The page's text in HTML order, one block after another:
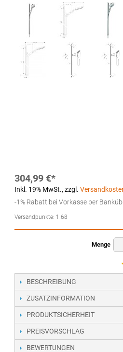
304,99 €
Inkl. 19% MwSt., zzgl.
-1% Rabatt bei Vorkasse per
Versandpunkte: 1.68
Menge
BESCHREIBUNG
ZUSATZINFORMATION
PRODUKTSICHERHEIT
PREISVORSCHLAG
BEWERTUNGEN